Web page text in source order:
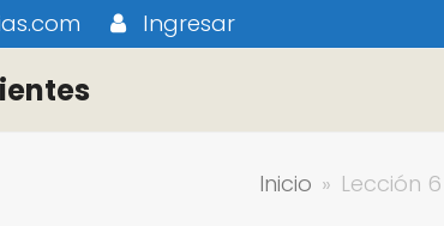
Ingresar
Inicio » Lección